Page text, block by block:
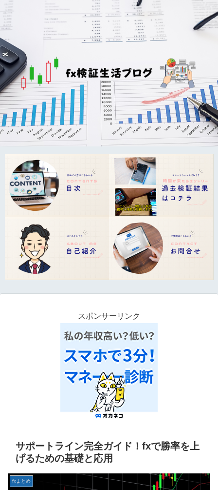
スポンサーリンク
サポートライン完全ガイド！fxで勝率を上
げるための基礎と応用
fxまとめ